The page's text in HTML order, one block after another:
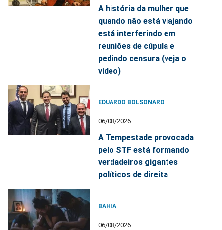
A história da mulher que
quando não está viajando
está interferindo em
reuniões de cúpula e
pedindo censura (veja o
vídeo)
EDUARDO BOLSONARO
06/08/2026
A Tempestade provocada
pelo STF está formando
verdadeiros gigantes
políticos de direita
BAHIA
06/08/2026